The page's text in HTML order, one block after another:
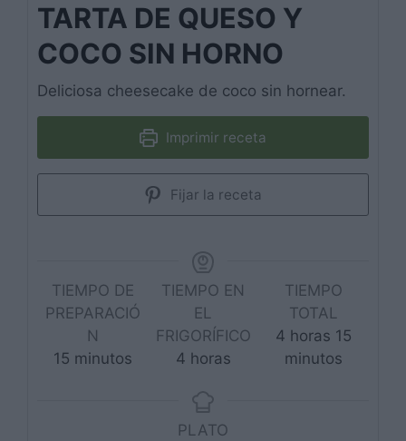
TARTA DE QUESO Y
COCO SIN HORNO
Deliciosa cheesecake de coco sin hornear.
Imprimir receta
Fijar la receta
TIEMPO DE
PREPARACIÓ
N
15minutos
minutos
TIEMPO EN
EL
FRIGORÍFICO
4horas
horas
TIEMPO
TOTAL
4 horas
horas 15
minutos
PLATO